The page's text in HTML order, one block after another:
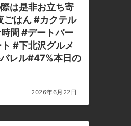
は是非お立ち寄
はん #カクテル
間 #デートバー
#下北沢グルメ
レル#47%本日の
2026年6月22日